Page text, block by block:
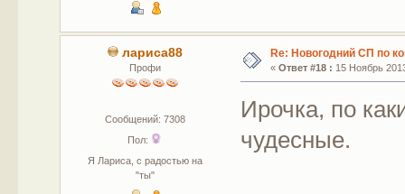
лариса88
Профи
Сообщений: 7308
Пол:
Я Лариса, с радостью на
"ты"
Re: Новогодний СП по
« Ответ #18 : 15 Ноябрь
Ирочка, по
чудесные.